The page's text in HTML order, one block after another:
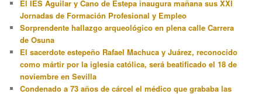
El IES Aguilar y Cano de Estepa inaugura mañana sus XXI
Jornadas de Formación Profesional y Empleo
Sorprendente hallazgo arqueológico en plena calle Carrera
de Osuna
El sacerdote estepeño Rafael Machuca y Juárez, reconocido
como mártir por la iglesia católica, será beatificado el 18 de
noviembre en Sevilla
Condenado a 73 años de cárcel el médico que grababa las